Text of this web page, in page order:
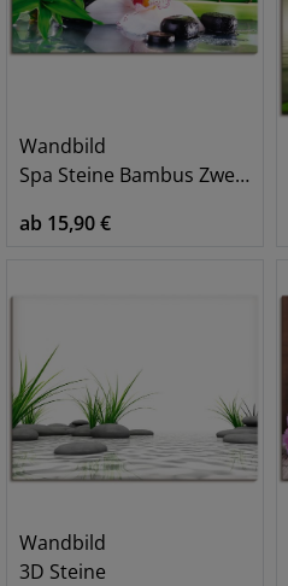
Wandbild
Spa Steine Bambus Zweige Orchidee
ab 15,90 €
Wandbild
3D Steine